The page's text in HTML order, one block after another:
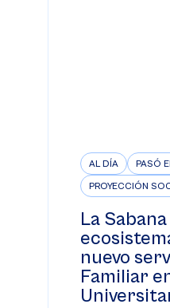
AL DÍA PASÓ
PROYECCIÓN
La
nuevo
Familiar